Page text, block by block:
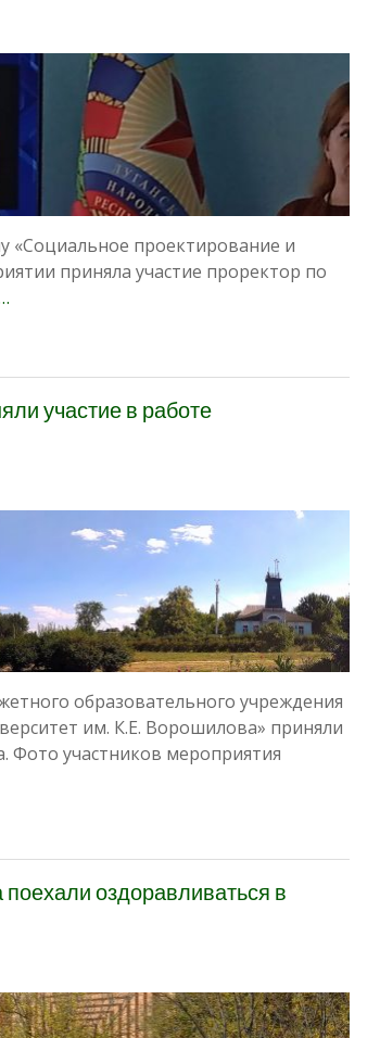
«Социальное проектирование и
приняла участие проректор по
участие в работе
образовательного учреждения
им. К.Е. Ворошилова» приняли
Фото участников мероприятия
оздоравливаться в